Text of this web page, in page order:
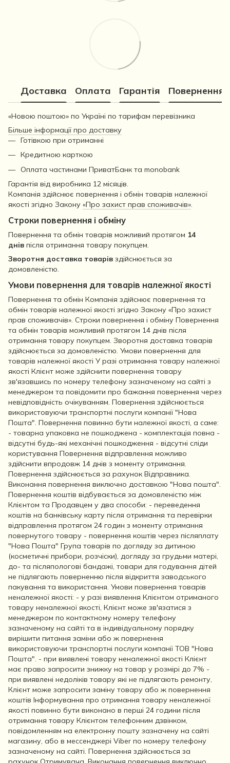
Доставка Оплата Гарантія Повернення
«Новою поштою» по Україні по тарифам перевізника
Більше інформації про доставку
Готівкою при отриманні
Кредитною карткою
Оплата частинами ПриватБанк та monobank
Гарантія від виробника 12 місяців.
Компанія здійснює повернення і обмін товарів належної
якості згідно Закону «Про захист прав споживачів».
Строки повернення і обміну
Повернення та обмін товарів можливий протягом 14
днів після отримання товару покупцем.
Зворотня доставка товарів здійснюється за
домовленістю.
Умови повернення для товарів належної якості
Повернення та обмін Компанія здійснює повернення та
обмін товарів належної якості згідно Закону «Про захист
прав споживачів». Строки повернення і обміну Повернення
та обмін товарів можливий протягом 14 днів після
отримання товару покупцем. Зворотня доставка товарів
здійснюється за домовленістю. Умови повернення для
товарів належної якості У разі отримання товару належної
якості Клієнт може здійснити повернення товару
зв'язавшись по номеру телефону зазначеному на сайті з
менеджером та повідомити про бажання повернення через
невідповідність очікуванням. Повернення здійснюється
використовуючи транспортні послуги компанії "Нова
Пошта". Повернення повинно бути належної якості, а саме:
- товарна упаковка не пошкоджена - комплектація повна -
відсутні будь-які механічні пошкодження - відсутні сліди
користування Повернення відправлення можливо
здійснити впродовж 14 днів з моменту отримання.
Повернення здійснюється за рахунок Відправника.
Виконання повернення виключно доставкою "Нова пошта".
Повернення коштів відбувається за домовленістю між
Клієнтом та Продавцем у два способи: - переведення
коштів на банківську карту після отримання та перевірки
відправлення протягом 24 годин з моменту отримання
повернутого товару - повернення коштів через післяплату
"Нова Пошта" Група товарів по догляду за дитиною
(косметичні прибори, розчіски), догляду за грудьми матері,
до- та післяпологові бандажі, товари для годування дітей
не підлягають поверненню після відкриття заводського
пакування та використання. Умови повернення товарів
неналежної якості: - у разі виявлення Клієнтом отриманого
товару неналежної якості, Клієнт може зв'язатися з
менеджером по контактному номеру телефону
зазначеному на сайті та в індивідуальному порядку
вирішити питання заміни або ж повернення
використовуючи транспортні послуги компанії ТОВ "Нова
Пошта". - при виявлені товару неналежної якості Клієнт
має право запросити знижку на товар у розмірі до 7% -
при виявлені недоліків товару які не підлягають ремонту,
Клієнт може запросити заміну товару або ж повернення
коштів Інформування про отримання товару неналежної
якості повинно бути виконано в перші 24 години після
отримання товару Клієнтом телефонним дзвінком,
повідомленням на електронну пошту зазначену на сайті
магазину, або в мессенджері Viber по номеру телефону
зазначеному на сайті. Повернення здійснюється за